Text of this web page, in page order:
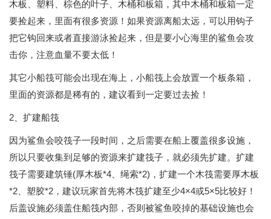
木板、塑料、棕色的叶子、木桶和板箱，其中木桶和板箱一定
要捡起来，里面有很多资源！如果资源离船太远，可以用钩子
把它钩回来或者直接游泳捡起来，但是要小心海里的鲨鱼会攻
击你，注意血量不要太低！
其它小船筏可能会出现在海上，小船筏上会放置一个板条箱，
里面的资源都是稀有的，建议看到一定要过去捡！
2、扩建船筏
因为鲨鱼会咬筏子一段时间，之后需要在船上覆盖很多设施，
所以只要收集到足够的资源来扩建筏子，就必须先扩建。扩建
筏子需要建筑锤(厚木板*4、绳索*2)，扩建一个木筏需要厚木板
*2、塑胶*2，建议玩家首先将木筏扩建至少4×4或5×5比较好！
后盖设施必须盖住船筏内部，否则被鲨鱼咬掉的基础设施也会